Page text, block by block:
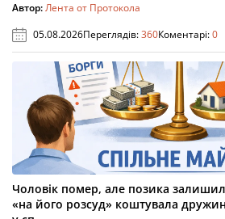
Автор:Лента от Протокола
05.08.2026Переглядів:360Коментарі:0
Чоловік помер, але позика
«на його розсуд» коштувала